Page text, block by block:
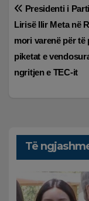
Lëvizje
te
Presidenti i
Lirisë Ilir Meta në
mori varenë për të
piketat e
ngritjen e TEC-it
Të